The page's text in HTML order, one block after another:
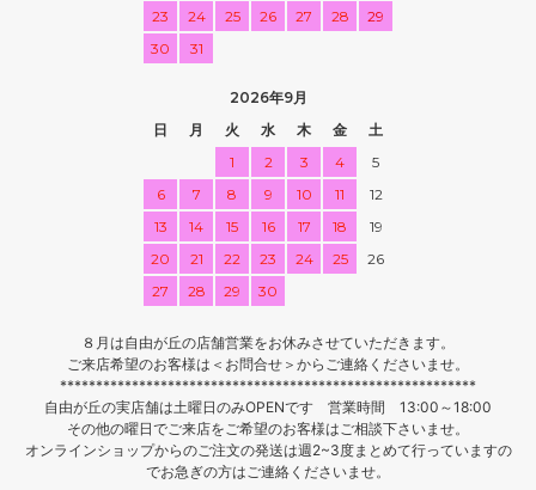
23
24 25 26 27 28
29
30
31
2026年9月
日
月 火 水 木 金
土
1
2 3 4
5
6
7 8 9 10 11
12
13
14 15 16 17 18
19
20
21 22 23 24 25
26
27
28 29 30
８月は自由が丘の店舗営業をお休みさせていただきます。
ご来店希望のお客様は＜お問合せ＞からご連絡くださいませ。
**********************************************************
自由が丘の実店舗は土曜日のみOPENです 営業時間 13:00～18:00
その他の曜日でご来店をご希望のお客様はご相談下さいませ。
オンラインショップからのご注文の発送は週2~3度まとめて行っていますの
でお急ぎの方はご連絡くださいませ。